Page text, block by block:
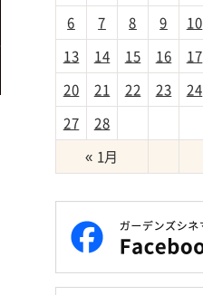
6
7 8 9 10
13
14 15 16 17
20
21 22 23 24
27
28
« 1月